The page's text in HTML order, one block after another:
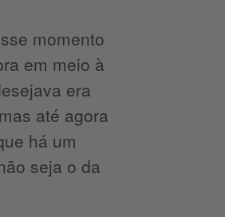
momento
em meio à
era
até agora
há um
seja o da